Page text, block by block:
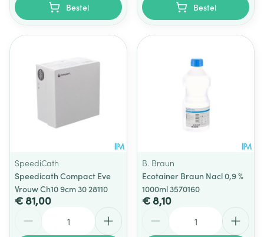
Bestel Bestel
SpeediCath
Speedicath Compact Eve
Vrouw Ch10 9cm 30 28110
€ 81,00
B. Braun
Ecotainer Braun Nacl 0,9 %
1000ml 3570160
€ 8,10